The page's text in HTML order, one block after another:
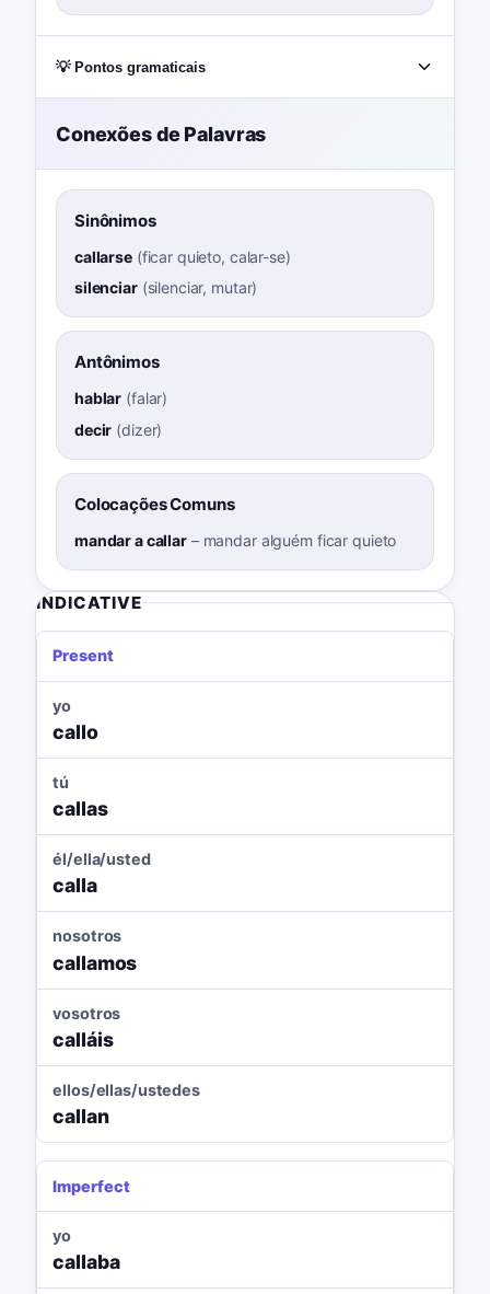
💡 Pontos gramaticais
Conexões de Palavras
Sinônimos
callarse(ficar quieto, calar-se)
silenciar(silenciar, mutar)
Antônimos
hablar (falar)
decir (dizer)
Colocações Comuns
mandar a callar – mandar alguém ficar quieto
INDICATIVE
Present
yo
callo
tú
callas
él/ella/usted
calla
nosotros
callamos
vosotros
calláis
ellos/ellas/ustedes
callan
Imperfect
yo
callaba